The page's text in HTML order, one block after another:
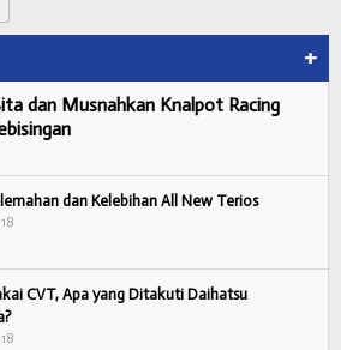
+
dan Musnahkan Knalpot Racing
dan Kelebihan All New Terios
CVT, Apa yang Ditakuti Daihatsu